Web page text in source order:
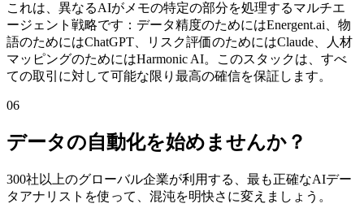
これは、異なるAIがメモの特定の部分を処理するマルチエ
ージェント戦略です：データ精度のためにはEnergent.ai、物
語のためにはChatGPT、リスク評価のためにはClaude、人材
マッピングのためにはHarmonic AI。このスタックは、すべ
ての取引に対して可能な限り最高の確信を保証します。
06
データの自動化を始めませんか？
300社以上のグローバル企業が利用する、最も正確なAIデー
タアナリストを使って、混沌を明快さに変えましょう。